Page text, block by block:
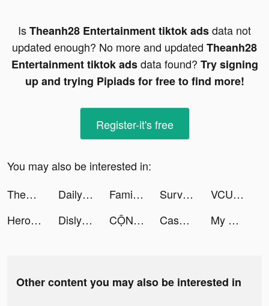
IsTheanh28 Entertainment tiktok adsdata not
updated enough? No more and updated Theanh28
Entertainment tiktok adsdata found? Try signing
up and trying Pipiads for free to find more!
Register-it's free
You may also be interested in:
Theanh28 Gaming tiktok ads
Daily Yoga: Fitness+Meditation tiktok ads Family Farm Adventure tiktok ads Survivor!.io tiktok ads
VCUS - Video & Vlog Editor tiktok ads
Heroes of Crown tiktok ads
Dislyte tiktok ads CỘNG ĐỒNG GAME THỦ VIỆT NAM tiktok ads Cash Vortex - Vegas Slots tiktok ads My Heroes: Dungeon Raid tiktok ads
Other content you may also be interested in